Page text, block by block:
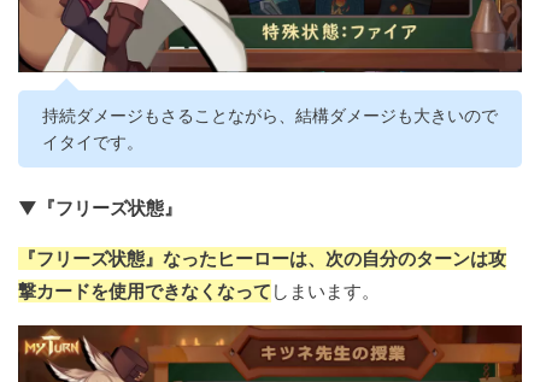
持続ダメージもさることながら、結構ダメージも大きいので
イタイです。
▼『フリーズ状態』
『フリーズ状態』なったヒーローは、次の自分のターンは攻
撃カードを使用できなくなって しまいます。